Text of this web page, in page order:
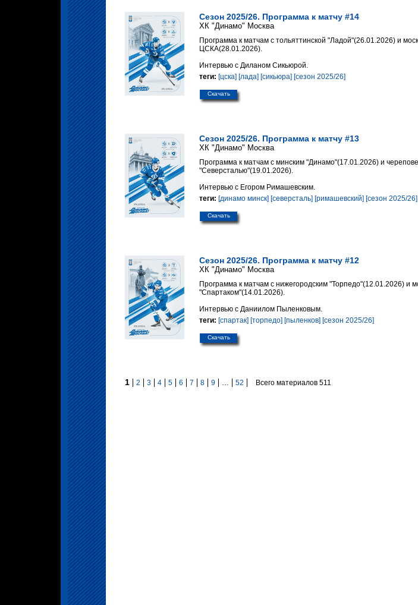
Сезон 2025/26. Программа к матчу #14
ХК "Динамо" Москва
Программа к матчам с тольяттинской "Ладой"(26.01.2026) и
ЦСКА(28.01.2026).
Интервью с Диланом Сикьюрой.
теги: [цска] [лада] [сикьюра] [сезон 2025/26]
Скачать
Сезон 2025/26. Программа к матчу #13
ХК "Динамо" Москва
Программа к матчам с минским "Динамо"(17.01.2026) и
"Северсталью"(19.01.2026).
Интервью с Егором Римашевским.
теги: [динамо минск] [северсталь] [римашевский] [сезон 2025/26]
Скачать
Сезон 2025/26. Программа к матчу #12
ХК "Динамо" Москва
Программа к матчам с нижегородским "Торпедо"(12.01.2026) и
"Спартаком"(14.01.2026).
Интервью с Даниилом Пыленковым.
теги: [спартак] [торпедо] [пыленков] [сезон 2025/26]
Скачать
1 2 3 4 5 6 7 8 9 … 52 Всего материалов 511